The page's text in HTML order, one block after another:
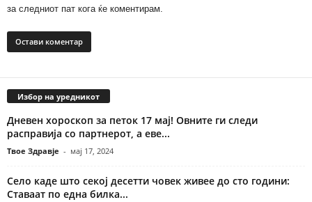
за следниот пат кога ќе коментирам.
Избор на уредникот
Дневен хороскоп за петок 17 мај! Овните ги следи
расправија со партнерот, а еве...
Твое Здравје - мај 17, 2024
Село каде што секој десетти човек живее до сто години:
Ставаат по една билка...